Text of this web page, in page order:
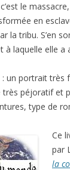
le
en
la tribu. S’en
à laquelle elle a
: un portrait très
très péjoratif et
type de
Ce
par
la